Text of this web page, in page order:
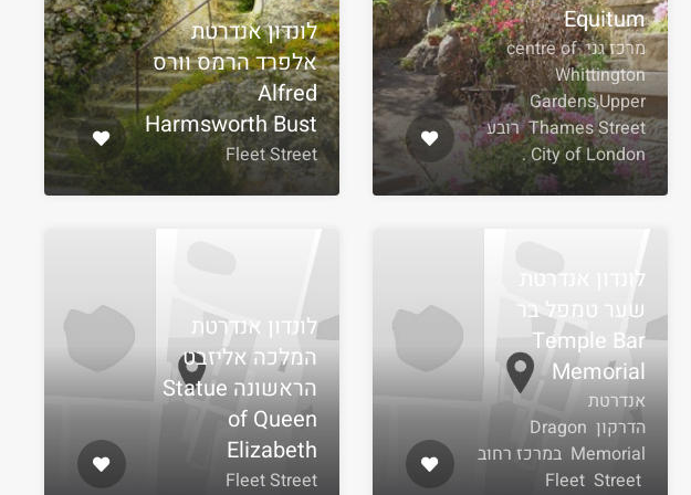
Equitum
מרכז גני centre of
Whittington
Gardens,Upper
Thames Street רובע
City of London .
לונדון אנדרטת
אלפרד הרמס וורס
Alfred
Harmsworth Bust
Fleet Street
לונדון אנדרטת
שער טמפל בר
Temple Bar
Memorial
אנדרטת
הדרקון Dragon
Memorial במרכז רחוב
Fleet Street
לונדון אנדרטת
המלכה אליזבט
הראשונה Statue
of Queen
Elizabeth
Fleet Street